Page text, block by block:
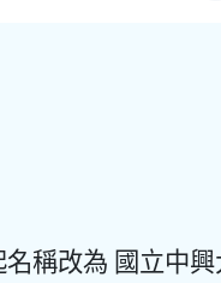
稱改為 國立中